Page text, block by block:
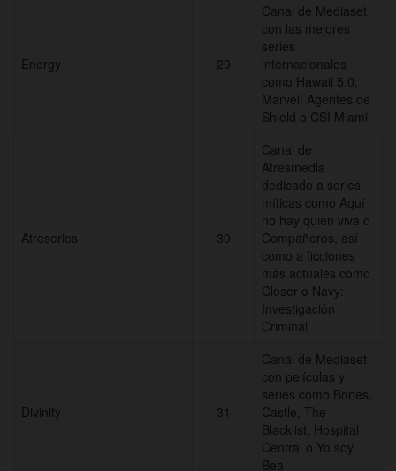
Energy 29
Canal de Mediaset
con las mejores
series
internacionales
como Hawaii 5.0,
Marvel: Agentes de
Shield o CSI Miami
Atreseries 30
Canal de
Atresmedia
dedicado a series
míticas como Aquí
no hay quien viva o
Compañeros, así
como a ficciones
más actuales como
Closer o Navy:
Investigación
Criminal
Divinity 31
Canal de Mediaset
con películas y
series como Bones,
Castle, The
Blacklist, Hospital
Central o Yo soy
Bea